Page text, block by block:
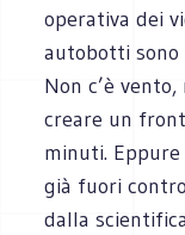
operativa dei
autobotti
Non c’è
creare un
minuti. Eppure
già fuori
dalla